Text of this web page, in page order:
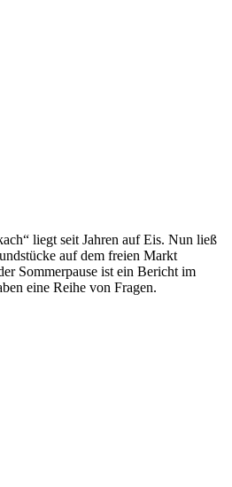
liegt seit Jahren auf Eis. Nun ließ
auf dem freien Markt
Sommerpause ist ein Bericht im
eine Reihe von Fragen.